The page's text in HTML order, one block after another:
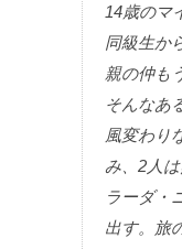
14歳のマ
同級生か
親の仲も
そんなあ
風変わり
み、2人
ラーダ・
出す。旅